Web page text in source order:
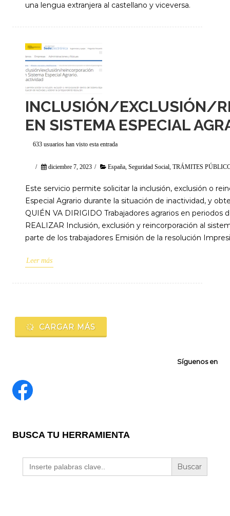
una lengua extranjera al castellano y viceversa.
INCLUSIÓN/EXCLUSIÓN/
EN SISTEMA ESPECIAL
633 usuarios han visto esta entrada
/ diciembre 7, 2023 / España Seguridad Social TRÁMITES
Este servicio permite solicitar la inclusión, exclusión o
Especial Agrario durante la situación de inactividad, y
QUIÉN VA DIRIGIDO Trabajadores agrarios en periodos
REALIZAR Inclusión, exclusión y reincorporación al
parte de los trabajadores Emisión de la resolución
Leer más
de
entradas
CARGAR MÁS
Síguenos en
BUSCA TU HERRAMIENTA
Buscar: